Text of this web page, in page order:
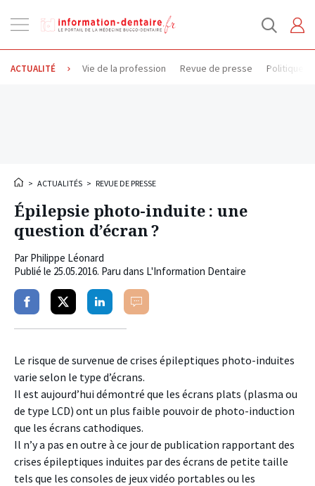
la
navigation
ACTUALITÉ Vie de la profession Revue de presse Politique
> ACTUALITÉS > REVUE DE PRESSE
Épilepsie photo-induite : une
question d’écran ?
Par Philippe Léonard
Publié le 25.05.2016. Paru dans L'Information Dentaire
PartagerPartagerPartagerCommenter
Le risque de survenue de crises épileptiques photo-induites
varie selon le type d’écrans.
Il est aujourd’hui démontré que les écrans plats (plasma ou
de type LCD) ont un plus faible pouvoir de photo-induction
que les écrans cathodiques.
Il n’y a pas en outre à ce jour de publication rapportant des
crises épileptiques induites par des écrans de petite taille
tels que les consoles de jeux vidéo portables ou les